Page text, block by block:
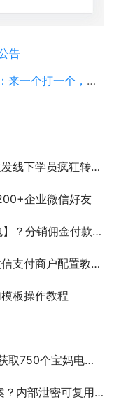
告
个，来两个打一双！
学员疯狂转介绍？
企业微信好友
付款功能申请开通流程
销裂变、获客表单开通收款功能
板操作教程
电话，精准引流到门店
密可复用3+7套路！